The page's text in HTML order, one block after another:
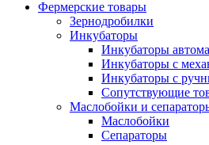
Фермерские товары
Зернодробилки
Инкубаторы
Инкубаторы
Инкубаторы с
Инкубаторы с
Сопутствующие
Маслобойки и
Маслобойки
Сепараторы